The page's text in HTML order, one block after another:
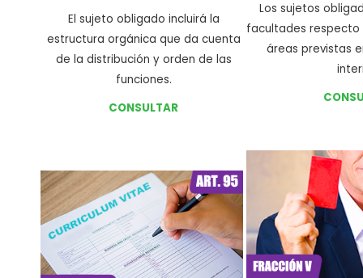
El sujeto obligado incluirá la
estructura orgánica que da cuenta
de la distribución y orden de las
funciones.
CONSULTAR
Los sujetos
facultades respecto
áreas previstas